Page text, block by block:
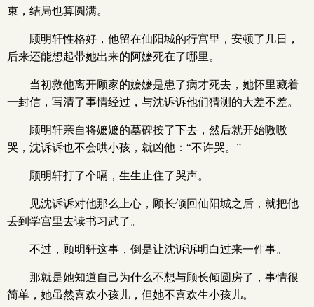
束，结局也算圆满。
顾明轩性格好，他留在仙阳城的行宫里，安顿了几日，
后来还能想起带她出来的阿嬷死在了哪里。
当初救他离开顾家的嬷嬷是患了病才死去，她怀里藏着
一封信，写清了事情经过，与沈诉诉他们猜测的大差不差。
顾明轩亲自将嬷嬷的墓碑按了下去，然后就开始嗷嗷
哭，沈诉诉也不会哄小孩，就凶他：“不许哭。”
顾明轩打了个嗝，生生止住了哭声。
见沈诉诉对他那么上心，顾长倾回仙阳城之后，就把他
丢到学宫里去读书习武了。
不过，顾明轩这事，倒是让沈诉诉明白过来一件事。
那就是她知道自己为什么不想与顾长倾圆房了，事情很
简单，她虽然喜欢小孩儿，但她不喜欢生小孩儿。